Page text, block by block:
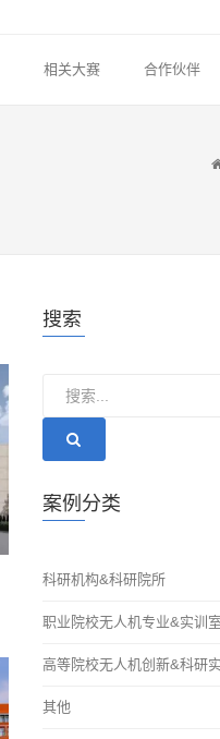
相关大赛 合作伙伴
搜索
案例分类
科研机构&科研院所
职业院校无人机专业&实训室
高等院校无人机创新&科研
其他